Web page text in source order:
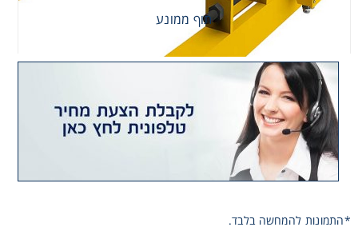
תוף ממונע
*התמונות להמחשה בלבד.
פיקוד ובקרה
רשתות ואביזרי מסוע